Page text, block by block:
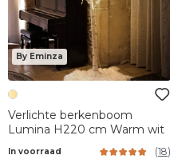
By Eminza
Verlichte berkenboom
Lumina H220 cm Warm wit
In voorraad (18)